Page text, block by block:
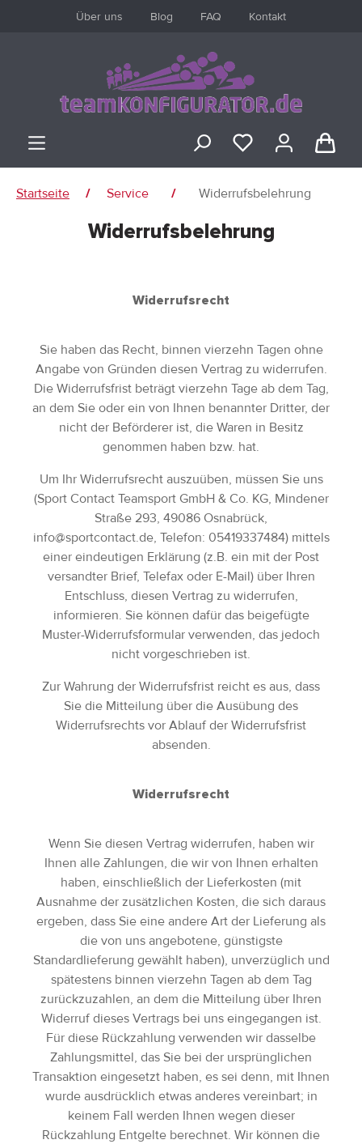
springenÜber uns Blog FAQ Kontakt
Persönliches Profil
Adressen
Zahlungsarten
Bestellungen
Widerruf erklären
Startseite / Service / Widerrufsbelehrung
Widerrufsbelehrung
Widerrufsrecht
Sie haben das Recht, binnen vierzehn Tagen ohne
Angabe von Gründen diesen Vertrag zu widerrufen.
Die Widerrufsfrist beträgt vierzehn Tage ab dem Tag,
an dem Sie oder ein von Ihnen benannter Dritter, der
nicht der Beförderer ist, die Waren in Besitz
genommen haben bzw. hat.
Um Ihr Widerrufsrecht auszuüben, müssen Sie uns
(Sport Contact Teamsport GmbH & Co. KG, Mindener
Straße 293, 49086 Osnabrück,
info@sportcontact.de, Telefon: 05419337484) mittels
einer eindeutigen Erklärung (z.B. ein mit der Post
versandter Brief, Telefax oder E-Mail) über Ihren
Entschluss, diesen Vertrag zu widerrufen,
informieren. Sie können dafür das beigefügte
Muster-Widerrufsformular verwenden, das jedoch
nicht vorgeschrieben ist.
Zur Wahrung der Widerrufsfrist reicht es aus, dass
Sie die Mitteilung über die Ausübung des
Widerrufsrechts vor Ablauf der Widerrufsfrist
absenden.
Widerrufsrecht
Wenn Sie diesen Vertrag widerrufen, haben wir
Ihnen alle Zahlungen, die wir von Ihnen erhalten
haben, einschließlich der Lieferkosten (mit
Ausnahme der zusätzlichen Kosten, die sich daraus
ergeben, dass Sie eine andere Art der Lieferung als
die von uns angebotene, günstigste
Standardlieferung gewählt haben), unverzüglich und
spätestens binnen vierzehn Tagen ab dem Tag
zurückzuzahlen, an dem die Mitteilung über Ihren
Widerruf dieses Vertrags bei uns eingegangen ist.
Für diese Rückzahlung verwenden wir dasselbe
Zahlungsmittel, das Sie bei der ursprünglichen
Transaktion eingesetzt haben, es sei denn, mit Ihnen
wurde ausdrücklich etwas anderes vereinbart; in
keinem Fall werden Ihnen wegen dieser
Rückzahlung Entgelte berechnet. Wir können die